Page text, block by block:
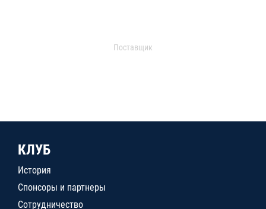
Поставщик
КЛУБ
История
Спонсоры и партнеры
Сотрудничество